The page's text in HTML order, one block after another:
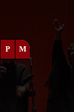
P M